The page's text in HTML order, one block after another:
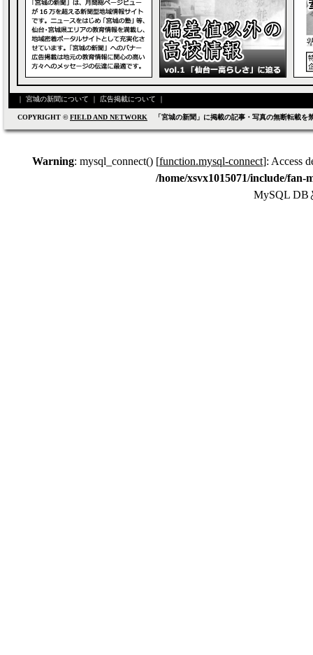
｜ 宮城の新聞について ｜ 広告掲載について ｜
COPYRIGHT ©FIELD AND NETWORK 「宮城の新聞」に掲載の記事・写真の無断転載
Warning: mysql_connect() [function.mysql-connect]: Access
/home/xsvx1015071/include/
MySQL DB